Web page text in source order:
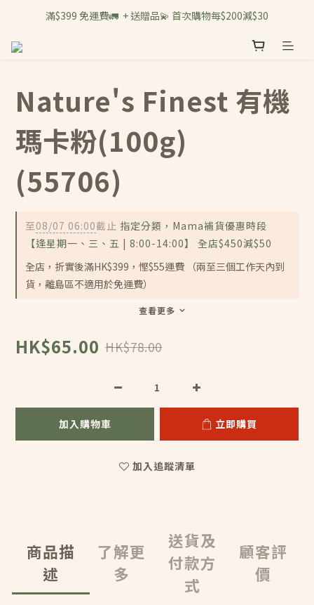
滿$399 免運費🚛  + 送贈品💫 首次購物每$200減$30
Nature's Finest 有機
瑪卡粉(100g)
(55706)
至08/07 06:00截止 指定分類，Mama補貨優惠時段
【逢星期一、三、五 | 8:00-14:00】 全店$450減$50
全店，折實後滿HK$399，慳$55運費 （兩至三個工作天內到
貨，離島區不適用於免運費）
查看更多
HK$65.00 HK$78.00
加入購物車 立即購買
加入追蹤清單
商品描
述
了解更
多
送貨及
付款方
式
顧客評
價